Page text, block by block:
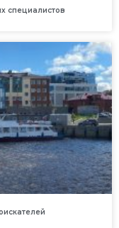
специалистов